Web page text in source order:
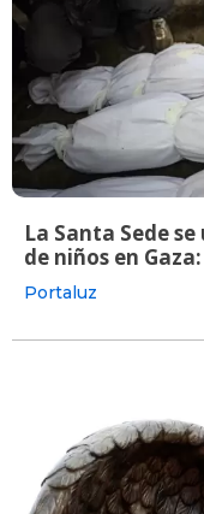
La Santa Sede
de niños en
Portaluz